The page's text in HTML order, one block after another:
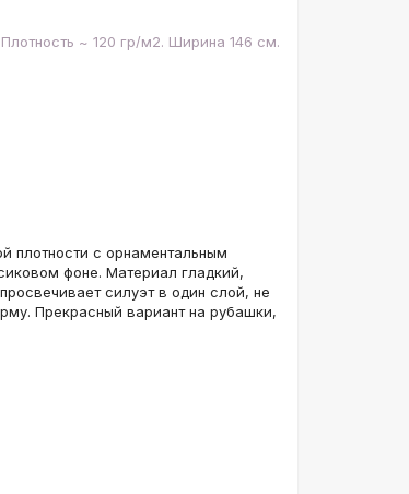
~ 120 гр/м2. Ширина 146 см.
плотности с орнаментальным
фоне. Материал гладкий,
силуэт в один слой, не
Прекрасный вариант на рубашки,